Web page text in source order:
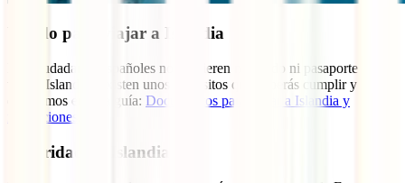
Visado para viajar a Islandia
Los ciudadanos españoles no requieren ni visado ni pasaporte para
visitar Islandia. Existen unos requisitos que deberás cumplir y que
detallamos en esta guía: Documentos para viajar a Islandia y
restricciones
Seguridad en Islandia